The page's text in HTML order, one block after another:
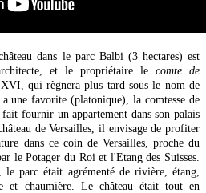
dans le parc Balbi (3 hectares) est
et le propriétaire le comte de
qui règnera plus tard sous le nom de
favorite (platonique), la comtesse de
fournir un appartement dans son palais
de Versailles, il envisage de profiter
dans ce coin de Versailles, proche du
le Potager du Roi et l'Etang des Suisses.
parc était agrémenté de rivière, étang,
et chaumière. Le château était tout en